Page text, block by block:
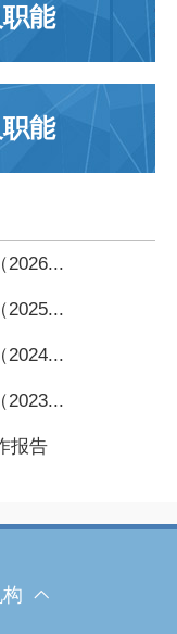
能
能
2026...
2025...
2024...
2023...
报告